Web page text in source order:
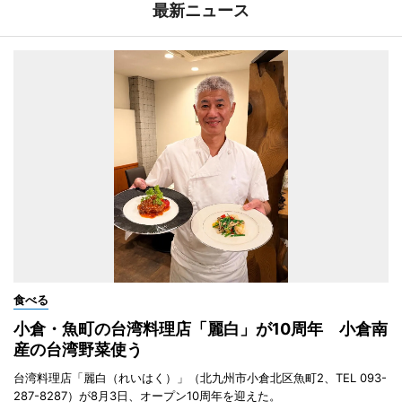
最新ニュース
食べる
小倉・魚町の台湾料理店「麗白」が10周年 小倉南
産の台湾野菜使う
台湾料理店「麗白（れいはく）」（北九州市小倉北区魚町2、TEL 093-
287-8287）が8月3日、オープン10周年を迎えた。